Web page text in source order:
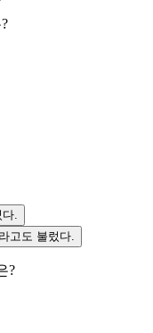
.
고도 불렀다.
?